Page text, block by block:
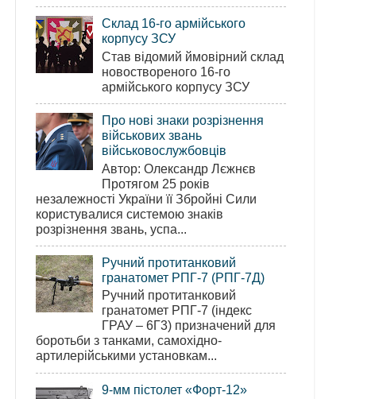
Склад 16-го армійського
корпусу ЗСУ
Став відомий ймовірний склад
новоствореного 16-го
армійського корпусу ЗСУ
Про нові знаки розрізнення
військових звань
військовослужбовців
Автор: Олександр Лєжнєв
Протягом 25 років
незалежності України її Збройні Сили
користувалися системою знаків
розрізнення звань, успа...
Ручний протитанковий
гранатомет РПГ-7 (РПГ-7Д)
Ручний протитанковий
гранатомет РПГ-7 (індекс
ГРАУ – 6Г3) призначений для
боротьби з танками, самохідно-
артилерійськими установкам...
9-мм пістолет «Форт-12»